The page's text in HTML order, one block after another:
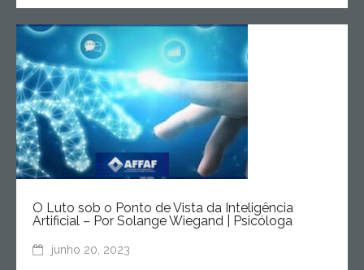
O Luto sob o Ponto de Vista da Inteligência
Artificial – Por Solange Wiegand | Psicóloga
junho 20, 2023